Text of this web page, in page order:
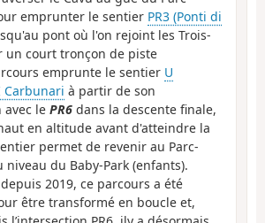
emprunter le sentier PR3 (Ponti di
pont où l'on rejoint les Trois-
un court tronçon de piste
emprunte le sentier U
Carbunari à partir de son
avec le PR6 dans la descente finale,
en altitude avant d'atteindre la
permet de revenir au Parc-
niveau du Baby-Park (enfants).
2019, ce parcours a été
être transformé en boucle et,